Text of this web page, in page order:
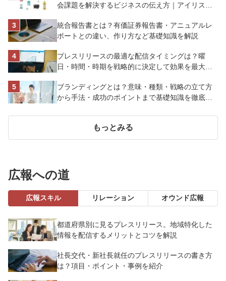
会課題を解決するビジネスの伝え方｜アイリスオ
統合報告書とは？有価証券報告書・アニュアルレ
ポートとの違い、作り方など基礎知識を解説
プレスリリースの最適な配信タイミングは？曜
日・時間・時期を戦略的に決定して効果を最大化
ブランディングとは？意味・種類・戦略の立て方
から手法・成功のポイントまで基礎知識を徹底解
もっとみる
広報への道
広報スキル リレーション オウンド広報
都道府県別に見るプレスリリース。地域特化した
情報を配信するメリットとコツを解説
社長交代・新社長就任のプレスリリースの書き方
は？項目・ポイント・事例を紹介